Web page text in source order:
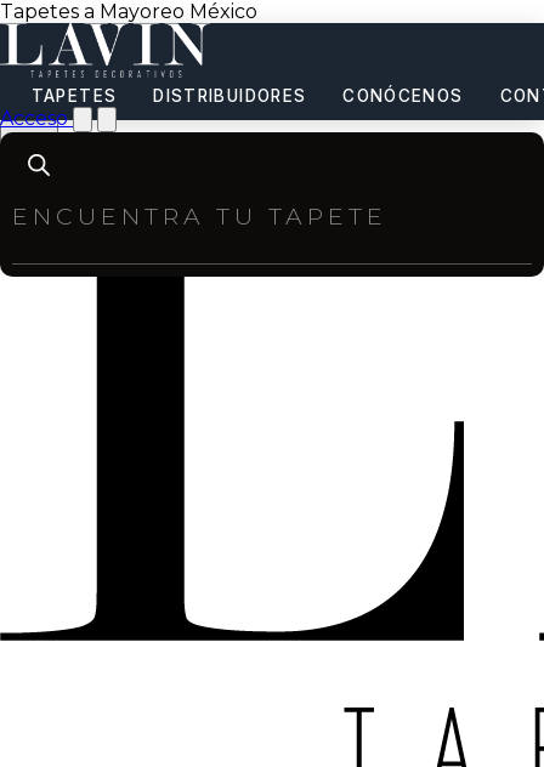
Tapetes a Mayoreo México
TAPETES DISTRIBUIDORES CONÓCENOS
Acceso
Products
search